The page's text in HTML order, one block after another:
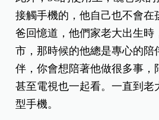
接觸手機的，他自己也不會在
爸回憶道，他們家老大出生時
市，那時候的他總是專心的陪
伴，你會想陪著他做很多事，
甚至電視也一起看。一直到老
型手機。